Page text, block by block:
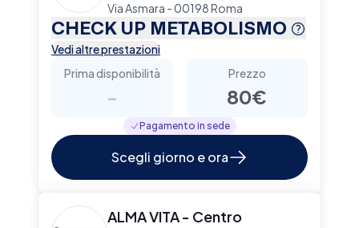
Via Asmara - 00198 Roma
CHECK UP METABOLISMO
Vedi altre prestazioni
Prima disponibilità
-
Prezzo
80€
Pagamento in sede
Scegli giorno e ora
ALMA VITA - Centro